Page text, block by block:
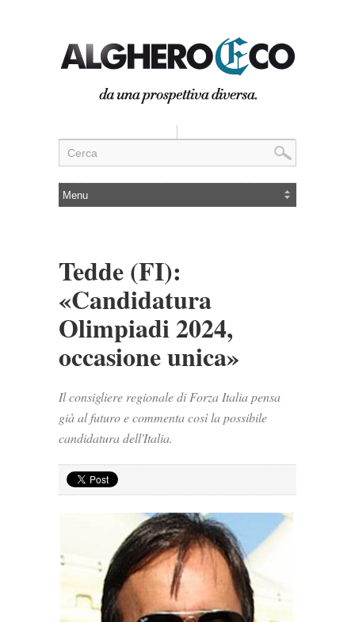
Tedde (FI):
«Candidatura
Olimpiadi 2024,
occasione unica»
Il consigliere regionale di Forza Italia pensa
già al futuro e commenta così la possibile
candidatura dell'Italia.